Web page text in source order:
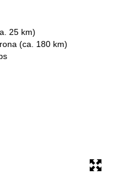
25 km)
(ca. 180 km)